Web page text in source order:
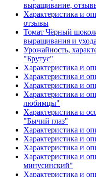
выращивание,
Характеристика и
отзывы
Томат Чёрный
выращивания и ухода
Урожайность,
"Брутус"
Характеристика и
Характеристика и
Характеристика и
Характеристика и
любимцы"
Характеристика и
"Бычий глаз"
Характеристика и
Характеристика и
Характеристика и
Характеристика и
минусинский"
Характеристика и